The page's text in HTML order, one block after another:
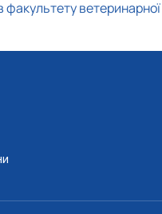
ветеринарної